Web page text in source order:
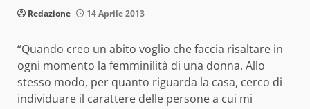
Redazione 14 Aprile 2013
“Quando creo un abito voglio che faccia risaltare in
ogni momento la femminilità di una donna. Allo
stesso modo, per quanto riguarda la casa, cerco di
individuare il carattere delle persone a cui mi